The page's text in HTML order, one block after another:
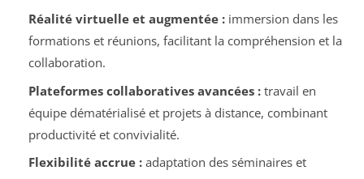
Réalité virtuelle et augmentée :immersion dans les
formations et réunions, facilitant la compréhension et la
collaboration.
Plateformes collaboratives avancées :travail en
équipe dématérialisé et projets à distance, combinant
productivité et convivialité.
Flexibilité accrue :adaptation des séminaires et